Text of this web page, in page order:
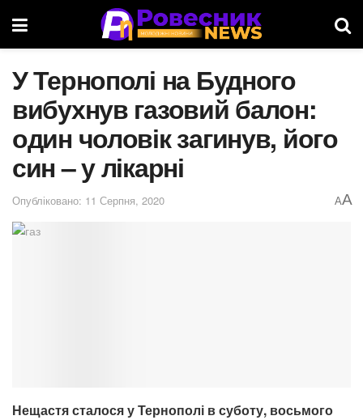
У Тернополі на Будного
вибухнув газовий балон:
один чоловік загинув, його
син – у лікарні
Опубліковано: 11 Серпня, 2020 AA
Нещастя сталося у Тернополі в суботу, восьмого